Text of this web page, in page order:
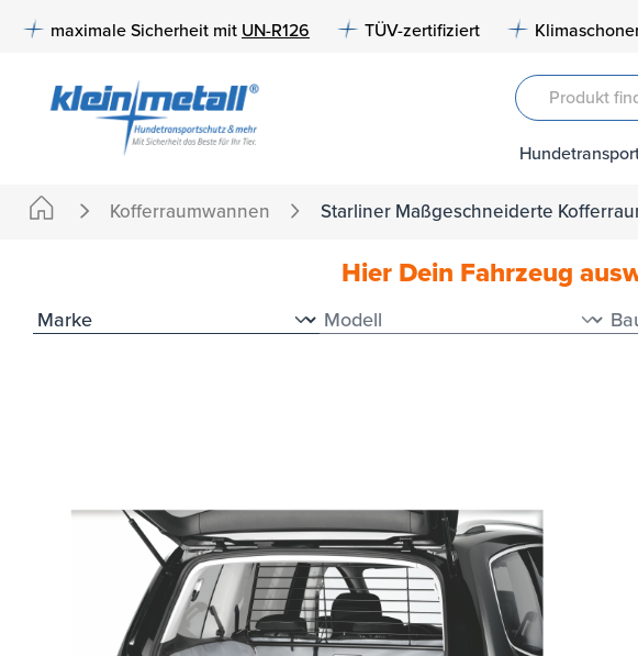
springen Zur Hauptnavigation springen
maximale Sicherheit mit UN-R126 TÜV-zertifiziert
Kofferraumwannen Starliner Maßgeschneiderte
Hier Dein Fahrzeug